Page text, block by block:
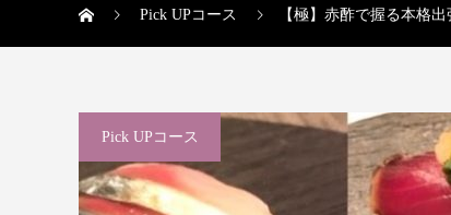
Pick UPコース 【極】赤酢で握る本格
Pick UPコース